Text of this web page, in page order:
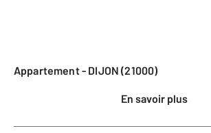
Appartement - DIJON (21000)
En savoir plus